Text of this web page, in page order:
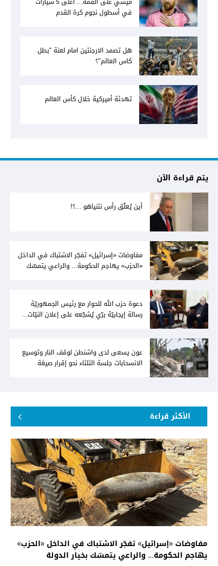
في أسطول نجوم كرة القدم
هل تصمد الارجنتين امام لعنة "بطل
كاس العالم"؟
تهدئة أميركية خلال كأس العالم
يتم قراءة الآن
أين يُعلّق رأس نتنياهو ...؟!
مفاوضات «إسرائيل» تفجّر الاشتباك في الداخل
«الحزب» يهاجم الحكومة... والراعي يتمسّك
دعوة حزب الله للحوار مع رئيس الجمهوريّة
رسالة إيجابيّة برّي يُشجّعه على إعلان النيّات...
عون يسعى لدى واشنطن لوقف النار وتوسيع
الانسحابات جلسة الثلثاء نحو إقرار صيغة
الأكثر قراءة
مفاوضات «إسرائيل» تفجّر الاشتباك في الداخل «الحزب»
يهاجم الحكومة... والراعي يتمسّك بخيار الدولة